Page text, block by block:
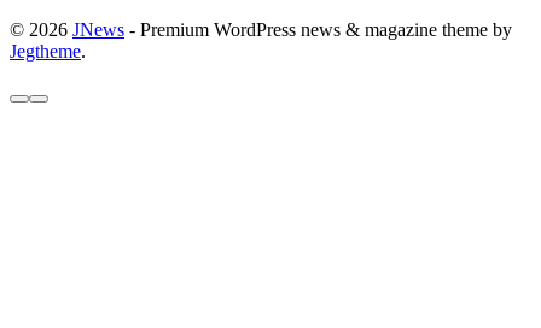
© 2026 JNews - Premium WordPress news & magazine theme by
Jegtheme.